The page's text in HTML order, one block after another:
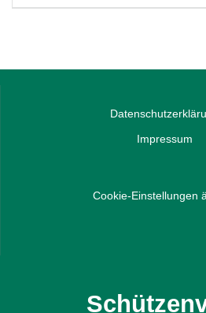
Impressum
Cookie-Einstellungen